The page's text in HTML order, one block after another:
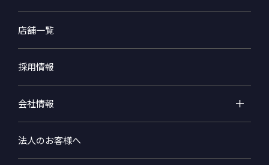
店舗一覧
採用情報
会社情報
法人のお客様へ